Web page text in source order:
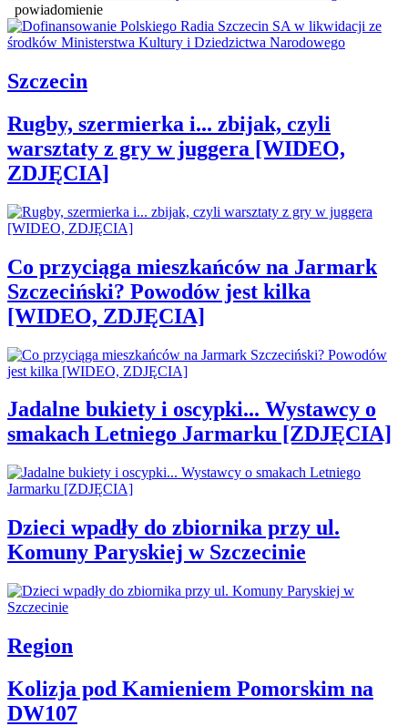
powiadomienie
Szczecin
Rugby, szermierka i... zbijak, czyli
warsztaty z gry w juggera [WIDEO,
ZDJĘCIA]
Co przyciąga mieszkańców na Jarmark
Szczeciński? Powodów jest kilka
[WIDEO, ZDJĘCIA]
Jadalne bukiety i oscypki... Wystawcy o
smakach Letniego Jarmarku [ZDJĘCIA]
Dzieci wpadły do zbiornika przy ul.
Komuny Paryskiej w Szczecinie
Region
Kolizja pod Kamieniem Pomorskim na
DW107